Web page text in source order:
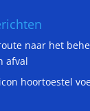
naar het
afval
hoortoestel